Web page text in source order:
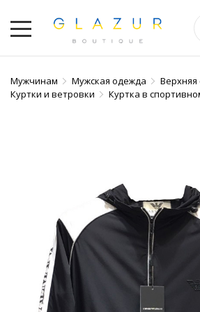
Мужчинам Мужская одежда
Куртки и ветровки
Куртка в